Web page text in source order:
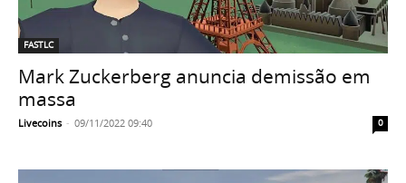
FASTLC
Mark Zuckerberg anuncia demissão em
massa
Livecoins - 09/11/2022 09:40 0